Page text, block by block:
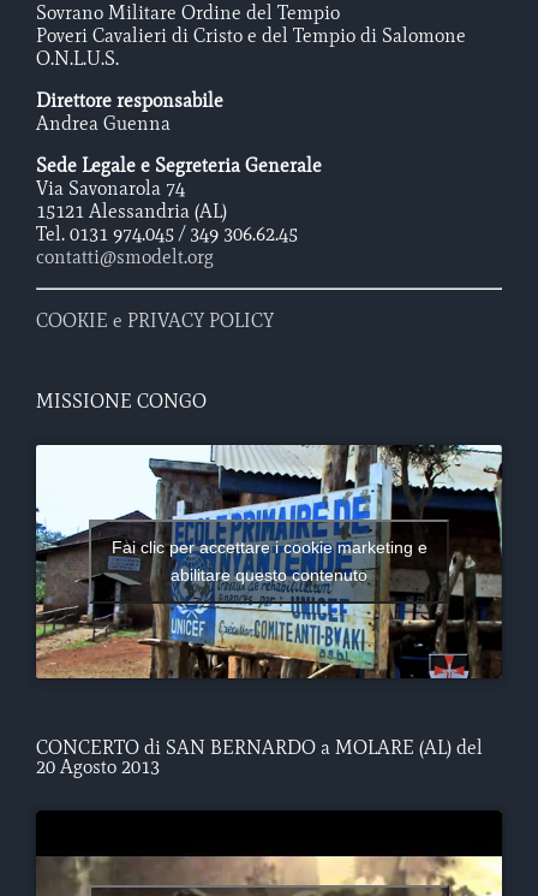
Sovrano Militare Ordine del Tempio
Poveri Cavalieri di Cristo e del Tempio di Salomone
O.N.L.U.S.
Direttore responsabile
Andrea Guenna
Sede Legale e Segreteria Generale
Via Savonarola 74
15121 Alessandria (AL)
Tel. 0131 974.045 / 349 306.62.45
contatti@smodelt.org
COOKIE e PRIVACY POLICY
MISSIONE CONGO
Fai clic per accettare i cookie marketing e
abilitare questo contenuto
CONCERTO di SAN BERNARDO a MOLARE (AL) del
20 Agosto 2013